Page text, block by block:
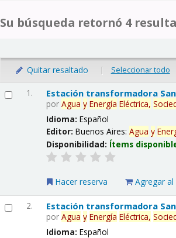
Su búsqueda retornó 4
Quitar resaltado | Seleccionar todo
1. Estación transformadora
porAgua y Energía Eléctrica,
Idioma:Español
Editor:Buenos Aires:Agua y
Disponibilidad: Ítems
Hacer reserva Agregar
2. Estación transformadora
porAgua y Energía Eléctrica,
Idioma:Español